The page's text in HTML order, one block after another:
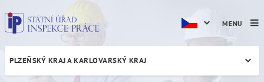
PLZEŇSKÝ KRAJ A KARLOVARSKÝ KRAJ
MENU